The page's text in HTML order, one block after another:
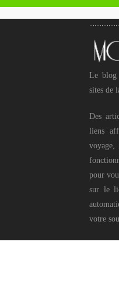
Le blog
sites de
Des
liens
pour
sur le
votre